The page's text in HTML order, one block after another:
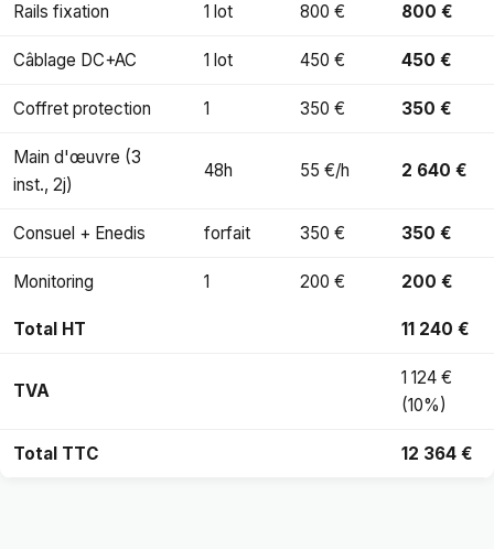
Rails fixation 1 lot 800 € 800 €
Câblage DC+AC 1 lot 450 € 450 €
Coffret protection 1 350 € 350 €
Main d'œuvre (3
inst., 2j)
48h 55 €/h 2 640 €
Consuel + Enedis forfait 350 € 350 €
Monitoring 1 200 € 200 €
Total HT 11 240 €
TVA
1 124 €
(10%)
Total TTC 12 364 €